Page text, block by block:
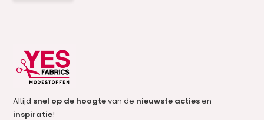
Altijd snel op de hoogtevan de nieuwste actiesen
inspiratie!